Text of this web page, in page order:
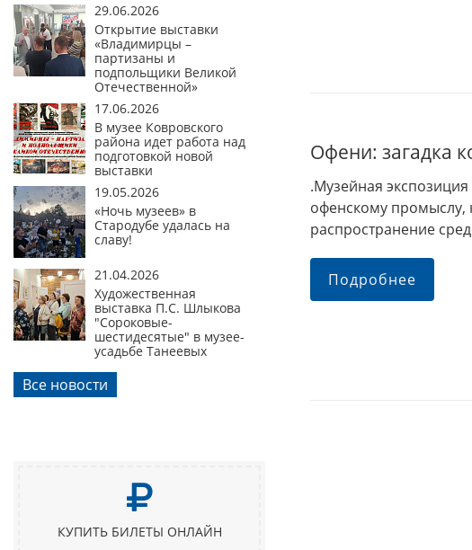
29.06.2026
Открытие выставки
«Владимирцы –
партизаны и
подпольщики Великой
Отечественной»
17.06.2026
В музее Ковровского
района идет работа над
подготовкой новой
выставки
19.05.2026
«Ночь музеев» в
Стародубе удалась на
славу!
21.04.2026
Художественная
выставка П.С. Шлыкова
"Сороковые-
шестидесятые" в музее-
усадьбе Танеевых
Все новости
КУПИТЬ БИЛЕТЫ ОНЛАЙН
Офени: загадка
.Музейная
офенскому промыслу,
распространение
Подробнее